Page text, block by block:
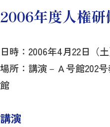
2006年度人権研
日時：2006年4月22日（
場所：講演－Ａ号館202
館
講演